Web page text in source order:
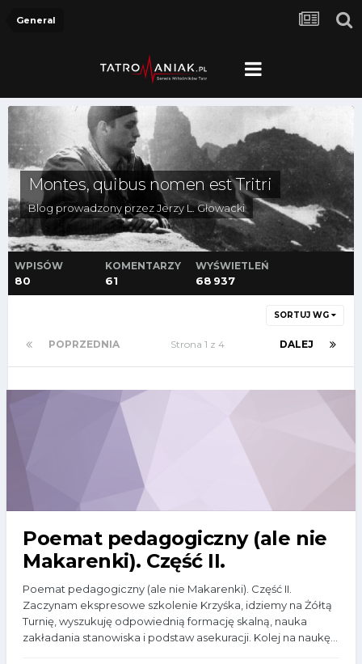
General
Montes, quibus nomen est Tritri
Blog prowadzony przezJerzy L. Głowacki
WPISÓW
80
KOMENTARZY
61
WYŚWIETLEŃ
68 937
SORTUJ WG
POPRZEDNIA DALEJ
Strona 1 z 4
Poemat pedagogiczny (ale nie
Makarenki). Część II.
Poemat pedagogiczny (ale nie Makarenki). Część II.
Zaczynam ekspresowe szkolenie Krzyśka, idziemy na Żółtą
Turnię, wyszukuję odpowiednią formację skalną, nauka
zakładania stanowiska i podstaw asekuracji. Kolej na naukę...